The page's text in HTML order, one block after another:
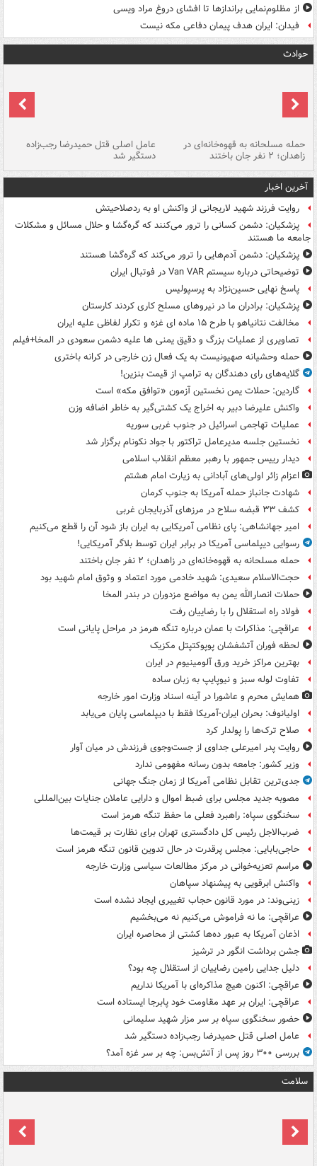
از مظلوم‌نمایی براندازها تا افشای دروغ مراد ویسی
فیدان: ایران هدف پیمان دفاعی مکه نیست
حوادث
حمله مسلحانه به قهوه‌خانه‌ای در
زاهدان؛ ۲ نفر جان باختند
عامل اصلی قتل حمیدرضا رجب‌زاده
دستگیر شد
آخرین اخبار
روایت فرزند شهید لاریجانی از واکنش او به ردصلاحیتش
پزشکیان: دشمن کسانی را ترور می‌کنند که گره‌گشا و حلال مسائل و مشکلات
جامعه ما هستند
پزشکیان: دشمن آدم‌هایی را ترور می‌کند که گره‌گشا هستند
توضیحاتی درباره سیستم Van VAR در فوتبال ایران
پاسخ نهایی حسین‌نژاد به پرسپولیس
پزشکیان: برادران ما در نیروهای مسلح کاری کردند کارستان
مخالفت نتانیاهو با طرح ۱۵ ماده ای غزه و تکرار لفاظی علیه ایران
تصاویری از عملیات بزرگ و دقیق یمنی ها علیه دشمن سعودی در المخا+فیلم
حمله وحشیانه صهیونیست به یک فعال زن خارجی در کرانه باختری
گلایه‌های رای دهندگان به ترامپ از قیمت بنزین!
گاردین: حملات یمن نخستین آزمون «توافق مکه» است
واکنش علیرضا دبیر به اخراج یک کشتی‌گیر به خاطر اضافه وزن
عملیات تهاجمی اسرائیل در جنوب غربی سوریه
نخستین جلسه مدیرعامل تراکتور با جواد نکونام برگزار شد
دیدار رییس جمهور با رهبر معظم انقلاب اسلامی
اعزام زائر اولی‌های آبادانی به زیارت امام هشتم
شهادت جانباز حمله آمریکا به جنوب کرمان
کشف ۳۳ قبضه سلاح در مرزهای آذربایجان غربی
امیر جهانشاهی: پای نظامی آمریکایی به ایران باز شود آن را قطع می‌کنیم
رسوایی دیپلماسی آمریکا در برابر ایران توسط بلاگر آمریکایی!
حمله مسلحانه به قهوه‌خانه‌ای در زاهدان؛ ۲ نفر جان باختند
حجت‌الاسلام سعیدی: شهید خادمی مورد اعتماد و وثوق امام شهید بود
حملات انصارالله یمن به مواضع مزدوران در بندر المخا
فولاد راه استقلال را با رضاییان رفت
عراقچی: مذاکرات با عمان درباره تنگه هرمز در مراحل پایانی است
لحظه فوران آتشفشان پوپوکتپتل مکزیک
بهترین مراکز خرید ورق آلومینیوم در ایران
تفاوت لوله سبز و نیوپایپ به زبان ساده
همایش محرم و عاشورا در آینه اسناد وزارت امور خارجه
اولیانوف: بحران ایران-آمریکا فقط با دیپلماسی پایان می‌یابد
صلاح ترک‌ها را پولدار کرد
روایت پدر امیرعلی جداوی از جست‌وجوی فرزندش در میان آوار
وزیر کشور: جامعه بدون رسانه مفهومی ندارد
جدی‌ترین تقابل نظامی آمریکا از زمان جنگ جهانی
مصوبه جدید مجلس برای ضبط اموال و دارایی عاملان جنایات بین‌المللی
سخنگوی سپاه: راهبرد فعلی ما حفظ تنگه هرمز است
ضرب‌الاجل رئیس کل دادگستری تهران برای نظارت بر قیمت‌ها
حاجی‌بابایی: مجلس پرقدرت در حال تدوین قانون تنگه هرمز است
مراسم تعزیه‌خوانی در مرکز مطالعات سیاسی وزارت خارجه
واکنش ابرقویی به پیشنهاد سپاهان
زینی‌وند: در مورد قانون حجاب تغییری ایجاد نشده است
عراقچی: ما نه فراموش می‌کنیم نه می‌بخشیم
اذعان آمریکا به عبور ده‌ها کشتی از محاصره ایران
جشن برداشت انگور در ترشیز
دلیل جدایی رامین رضاییان از استقلال چه بود؟
عراقچی: اکنون هیچ مذاکره‌ای با آمریکا نداریم
عراقچی: ایران بر عهد مقاومت خود پابرجا ایستاده است
حضور سخنگوی سپاه بر سر مزار شهید سلیمانی
عامل اصلی قتل حمیدرضا رجب‌زاده دستگیر شد
بررسی ۳۰۰ روز پس از آتش‌بس: چه بر سر غزه آمد؟
سلامت